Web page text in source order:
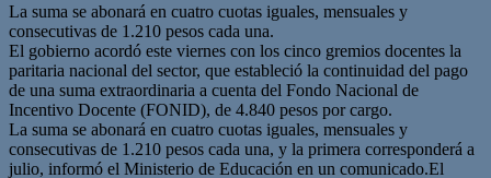
La suma se abonará en cuatro cuotas iguales, mensuales y
consecutivas de 1.210 pesos cada una.
El gobierno acordó este viernes con los cinco gremios docentes la
paritaria nacional del sector, que estableció la continuidad del pago
de una suma extraordinaria a cuenta del Fondo Nacional de
Incentivo Docente (FONID), de 4.840 pesos por cargo.
La suma se abonará en cuatro cuotas iguales, mensuales y
consecutivas de 1.210 pesos cada una, y la primera corresponderá a
julio, informó el Ministerio de Educación en un comunicado.El